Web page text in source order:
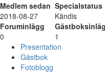
Medlem sedan Specialstatus
2018-08-27
Kändis
Foruminlägg
0
1
Presentation
Gästbok
Fotoblogg